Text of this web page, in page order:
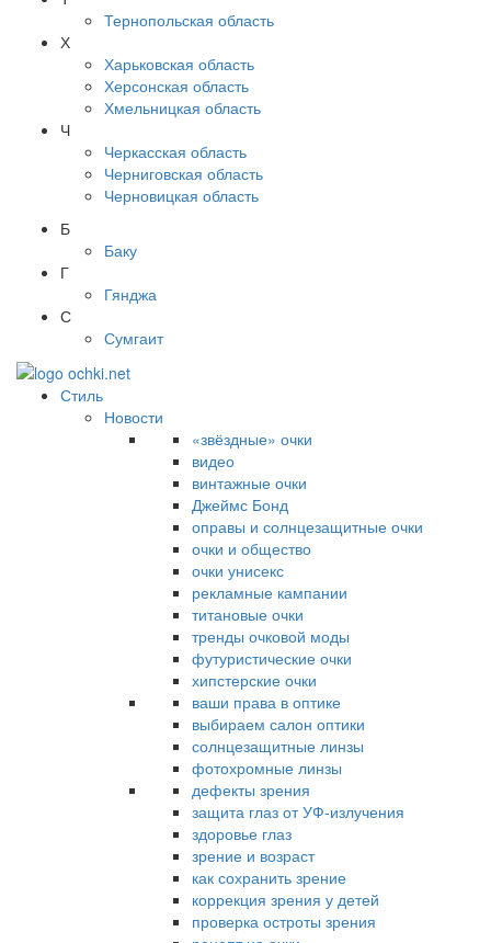
Тернопольская область
Х
Харьковская область
Херсонская область
Хмельницкая область
Ч
Черкасская область
Черниговская область
Черновицкая область
Б
Баку
Г
Гянджа
С
Сумгаит
Стиль
Новости
«звёздные» очки
видео
винтажные очки
Джеймс Бонд
оправы и солнцезащитные очки
очки и общество
очки унисекс
рекламные кампании
титановые очки
тренды очковой моды
футуристические очки
хипстерские очки
ваши права в оптике
выбираем салон оптики
солнцезащитные линзы
фотохромные линзы
дефекты зрения
защита глаз от УФ-излучения
здоровье глаз
зрение и возраст
как сохранить зрение
коррекция зрения у детей
проверка остроты зрения